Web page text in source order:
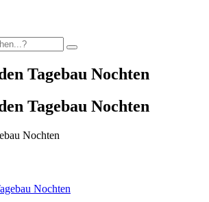
Tagebau Nochten
Tagebau Nochten
Nochten